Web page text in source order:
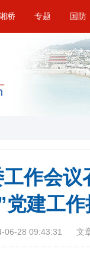
桥 专题 国防
作会
党建工
06-28 09:43:31 文